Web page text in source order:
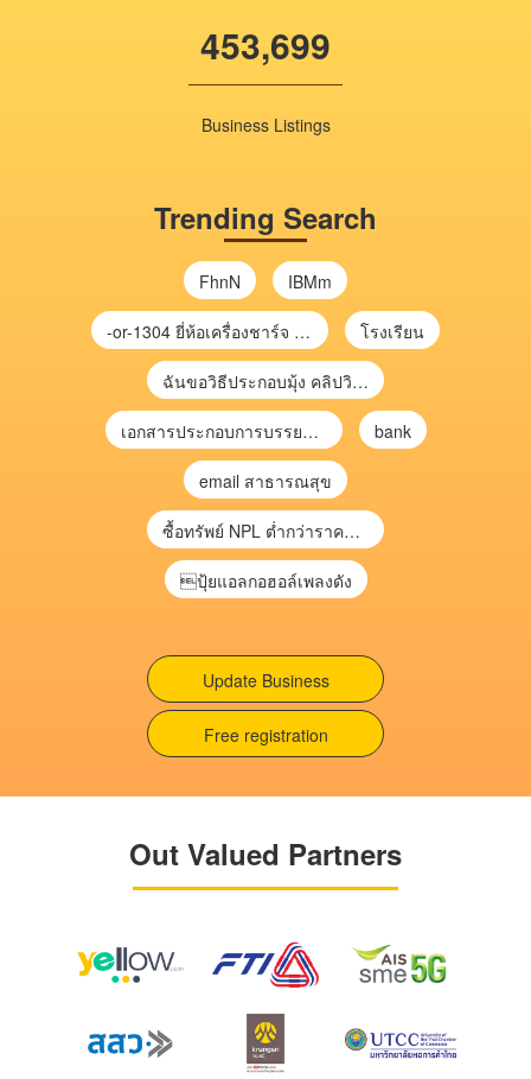
453,699
Business Listings
Trending Search
FhnN IBMm
-or-1304 ยี่ห้อเครื่องชาร์จ chargecore โรงเรียน
ฉันขอวิธีประกอบมุ้ง คลิปวิดีโอ การประกอบมุ้ง
เอกสารประกอบการบรรยาย การประเมินความเสี่ยงเพื่อวางแผนการตรวจสอบ \ bank
email สาธารณสุข
ซื้อทรัพย์ NPL ต่ำกว่าราคาตลาด 30-70% แบบไม่ต้องไปประมูล”
ปุ้ยแอลกอฮอล์เพลงดัง
Update Business
Free registration
Out Valued Partners